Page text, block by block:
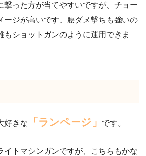
撃った方が当てやすいですが、チョー
ージが高いです。腰ダメ撃ちも強いの
もショットガンのように運用できま
好きな 「ランページ」 です。
イトマシンガンですが、こちらもかな